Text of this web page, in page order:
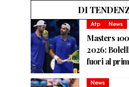
DI
Atp News
Masters
2026:
fuori al
News